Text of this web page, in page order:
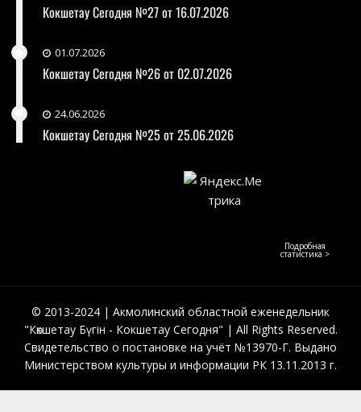
Кокшетау Сегодня №27 от 16.07.2026
01.07.2026
Кокшетау Сегодня №26 от 02.07.2026
24.06.2026
Кокшетау Сегодня №25 от 25.06.2026
Подробная
статистика >
© 2013-2024 | Акмолинский областной еженедельник
"Көкшетау Бүгін - Кокшетау Сегодня" | All Rights Reserved.
Свидетельство о постановке на учёт №13970-Г. Выдано
Министерством культуры и информации РК 13.11.2013 г.